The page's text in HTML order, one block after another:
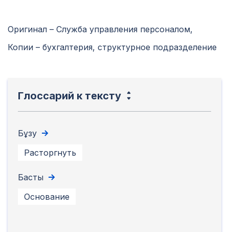
Оригинал – Служба управления персоналом,
Копии – бухгалтерия, структурное подразделение
Глоссарий к тексту
Бұзу
Расторгнуть
Басты
Основание